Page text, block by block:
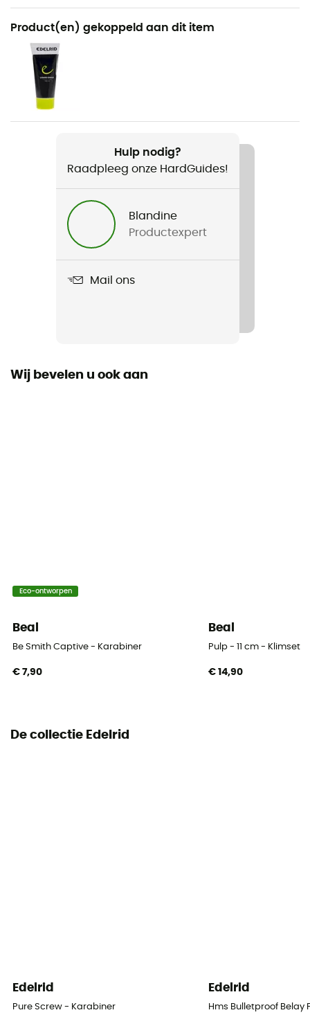
HMS Strike Slider FG
Materiaal
Aluminium
Weerstand gesloten vinger
Weerstand kleine as
Weerstand open vinger
Vingeropening
Diameter van de opening
22 kN
Vergrendelingssysteem
Doigt simple
Product(en) gekoppeld aan dit item
Hulp nodig?
Raadpleeg onze HardGuides!
Blandine
Productexpert
Mail ons
Wij bevelen u ook aan
Eco-ontworpen
Beal
Be Smith Captive - Karabiner
€ 7,90
Beal
Pulp - 11 cm - Klimset
€ 14,90
De collectie Edelrid
Edelrid
Pure Screw - Karabiner
Edelrid
Hms Bulletproof Belay